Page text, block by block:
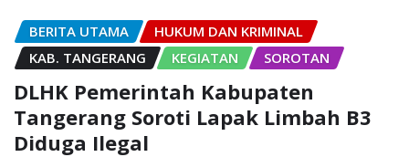
BERITA UTAMA
HUKUM DAN KRIMINAL
KAB. TANGERANG
KEGIATAN SOROTAN
DLHK Pemerintah Kabupaten
Tangerang Soroti Lapak Limbah B3
Diduga Ilegal